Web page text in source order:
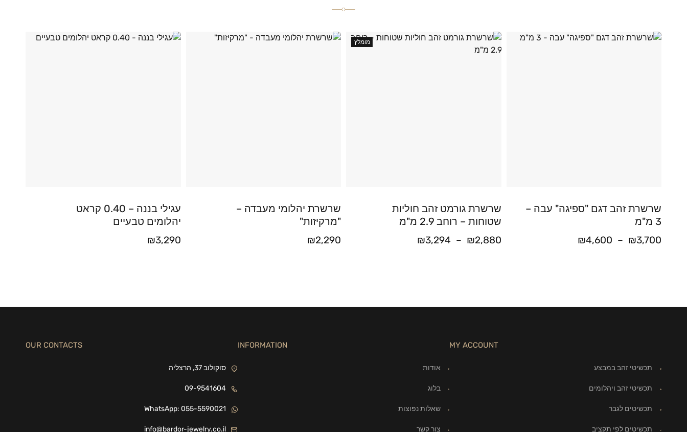
שרשרת זהב דגם "ספיגה" עבה –
3 מ"מ
₪3,700
–
₪4,600
מומלץ
שרשרת גורמט זהב חוליות
שטוחות – רוחב 2.9 מ"מ
₪2,880
–
₪3,294
שרשרת יהלומי מעבדה –
"מרקיזות"
₪2,290
עגילי בננה – 0.40 קראט
יהלומים טבעיים
₪3,290
MY ACCOUNT
תכשיטי זהב במבצע
תכשיטי זהב ויהלומים
תכשיטים לגבר
תכשיטים לפי תקציב
INFORMATION
אודות
בלוג
שאלות נפוצות
צור קשר
OUR CONTACTS
סוקולוב 37, הרצליה
09-9541604
WhatsApp: 055-5590021
info@bardor-jewelry.co.il